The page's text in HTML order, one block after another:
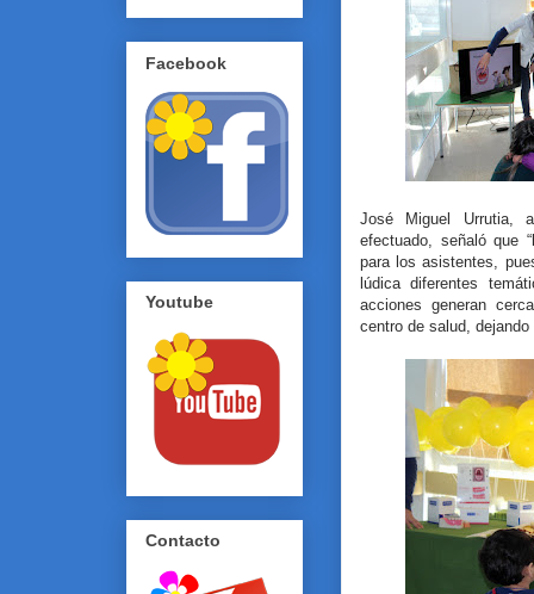
José Miguel Urrutia,
efectuado, señaló que
para los asistentes,
lúdica diferentes
acciones generan
centro de salud,
Facebook
Youtube
Contacto